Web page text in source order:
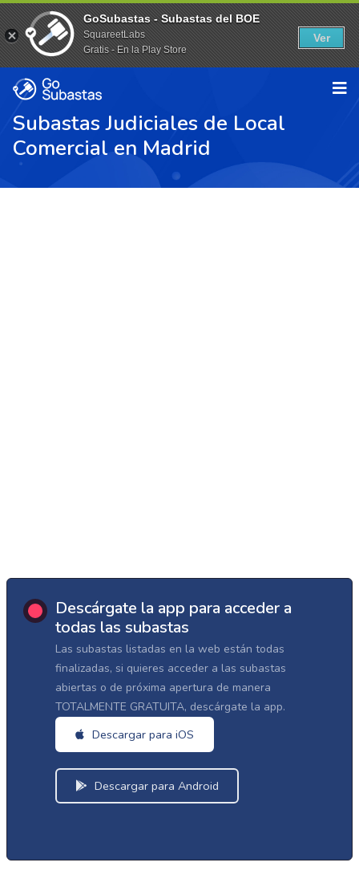
Subastas Judiciales de Local
Comercial en Madrid
Descárgate la app para acceder a
todas las subastas
Las subastas listadas en la web están todas
finalizadas, si quieres acceder a las subastas
abiertas o de próxima apertura de manera
TOTALMENTE GRATUITA, descárgate la app.
Descargar para iOS
Descargar para Android
GoSubastas - Subastas del BOE
SquareetLabs
Gratis - En la Play Store
Ver